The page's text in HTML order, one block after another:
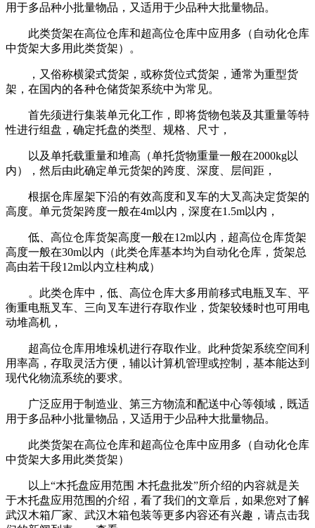
用于多品种小批量物品，又适用于少品种大批量物品。
此类货架在高位仓库和超高位仓库中应用多（自动化仓库
中货架大多用此类货架）。
，又俗称横梁式货架，或称货位式货架，通常为重型货
架，在国内的各种仓储货架系统中为常见。
首先须进行集装单元化工作，即将货物包装及其重量等特
性进行组盘，确定托盘的类型、规格、尺寸，
以及单托载重量和堆高（单托货物重量一般在2000kg以
内），然后由此确定单元货架的跨度、深度、层间距，
根据仓库屋架下沿的有效高度和叉车的大叉高决定货架的
高度。单元货架跨度一般在4m以内，深度在1.5m以内，
低、高位仓库货架高度一般在12m以内，超高位仓库货架
高度一般在30m以内（此类仓库基本均为自动化仓库，货架总
高由若干段12m以内立柱构成）
。此类仓库中，低、高位仓库大多用前移式电瓶叉车、平
衡重电瓶叉车、三向叉车进行存取作业，货架较矮时也可用电
动堆高机，
超高位仓库用堆垛机进行存取作业。此种货架系统空间利
用率高，存取灵活方便，辅以计算机管理或控制，基本能达到
现代化物流系统的要求。
广泛应用于制造业、第三方物流和配送中心等领域，既适
用于多品种小批量物品，又适用于少品种大批量物品。
此类货架在高位仓库和超高位仓库中应用多（自动化仓库
中货架大多用此类货架）
以上“木托盘应用范围 木托盘批发”所介绍的内容就是关
于木托盘应用范围的介绍，看了我们的文章后，如果您对了解
武汉木箱厂家、武汉木箱包装等更多内容还有兴趣，请点击我